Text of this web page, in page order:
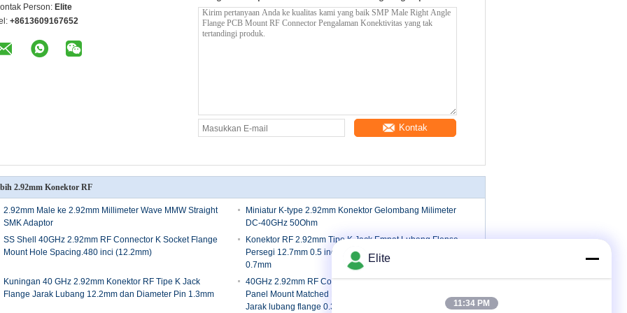
Person: Elite
+8613609167652
Kontak
2.92mm Konektor RF
2.92mm Male ke 2.92mm Millimeter Wave MMW Straight
SMK Adaptor
Miniatur K-type 2.92mm Konektor Gelombang Milimeter
DC-40GHz 50Ohm
SS Shell 40GHz 2.92mm RF Connector K Socket Flange
Mount Hole Spacing.480 inci (12.2mm)
Konektor RF 2.92mm Tipe K Jack Empat Lubang Flensa
Persegi 12.7mm 0.5 inci Diameter Pin 1.3mm, 0.8mm,
0.7mm
Kuningan 40 GHz 2.92mm Konektor RF Tipe K Jack
Flange Jarak Lubang 12.2mm dan Diameter Pin 1.3mm
40GHz 2.92mm RF Connector Female Four Holes Flange
Panel Mount Matched Pin Diameter 0.051 inch ((1.3mm)
Jarak lubang flange 0.339 inch (8.6mm)
Elite
11:34 PM